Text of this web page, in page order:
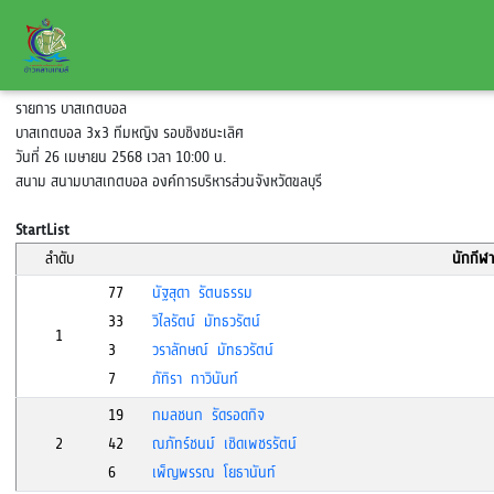
รายการ บาสเกตบอล
บาสเกตบอล 3x3 ทีมหญิง รอบชิงชนะเลิศ
วันที่ 26 เมษายน 2568 เวลา 10:00 น.
สนาม สนามบาสเกตบอล องค์การบริหารส่วนจังหวัดขลบุรี
StartList
ลำดับ
นักกีฬา
1
77
นัฐสุดา รัตนธรรม
33
วิไลรัตน์ มัทธวรัตน์
3
วราลักษณ์ มัทธวรัตน์
7
ภัทิรา กาวินันท์
2
19
กมลชนก รัดรอดกิจ
42
ณภัทร์ชนม์ เชิดเพชรรัตน์
6
เพ็ญพรรณ โยธานันท์